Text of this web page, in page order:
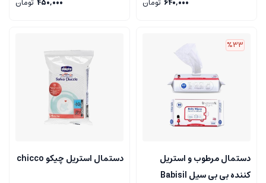
640,000 تومان
450,000 تومان
%33
دستمال مرطوب و استریل
کننده بی بی سیل Babisil
دستمال استریل چیکو chicco